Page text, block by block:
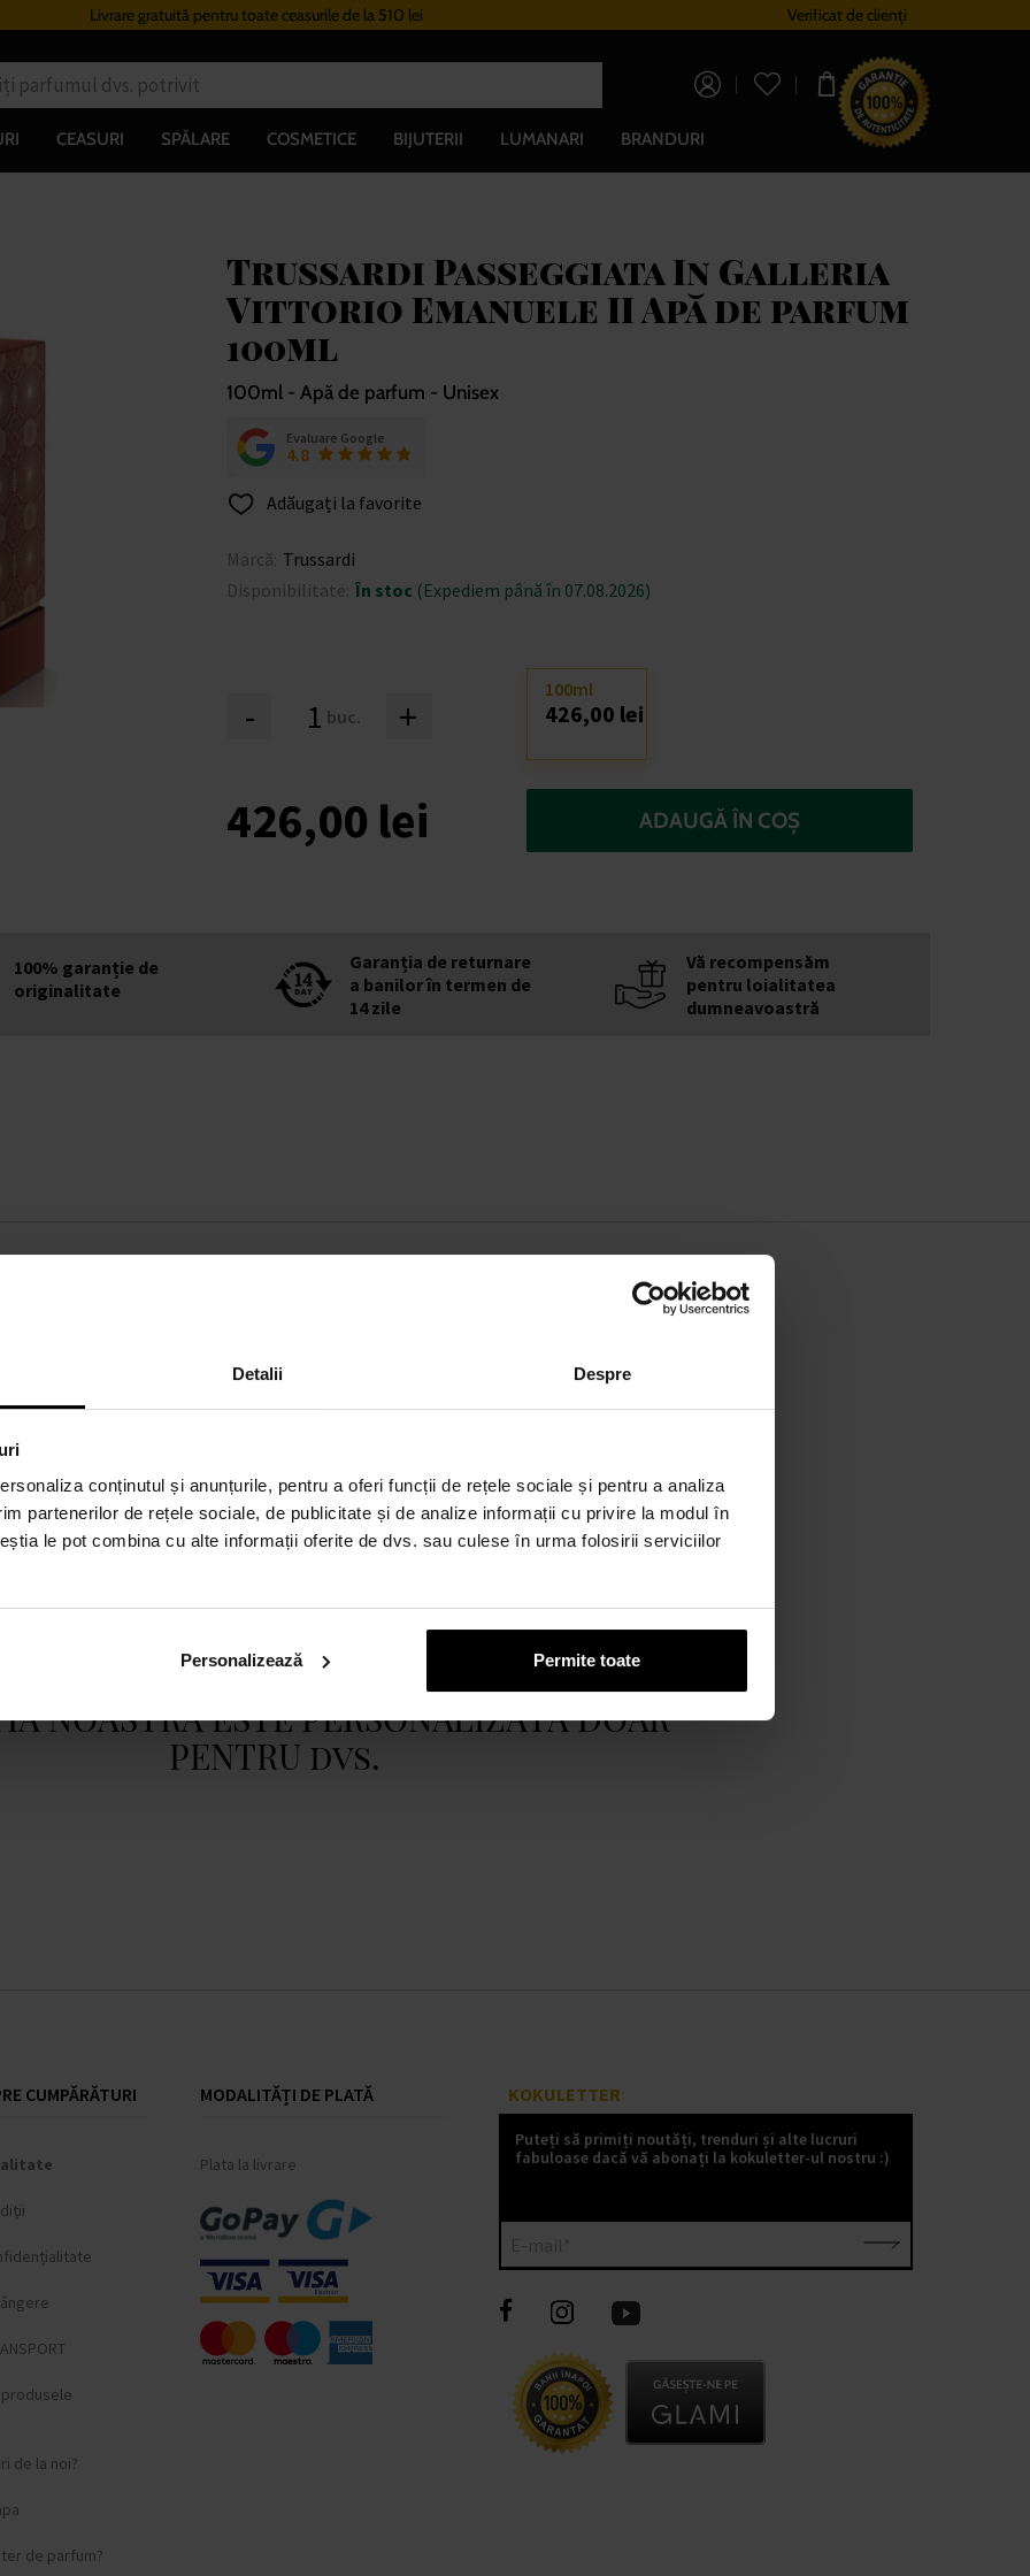
Detalii Despre
conținutul și anunțurile, pentru a oferi funcții de rețele sociale și pentru a analiza
partenerilor de rețele sociale, de publicitate și de analize informații cu privire la modul în
le pot combina cu alte informații oferite de dvs. sau culese în urma folosirii serviciilor
Personalizează Permite toate
Livrare gratuită pentru toate ceasurile de la 510 lei Verificat de clienți
0,00 lei
CEASURI SPĂLARE COSMETICE BIJUTERII LUMANARI BRANDURI
Trussardi Passeggiata In Galleria
Vittorio Emanuele II Apă de parfum
100ml
100ml - Apă de parfum - Unisex
Evaluare Google
4.8
Adăugați la favorite
Marcă: Trussardi
Disponibilitate: În stoc (Expediem până în 07.08.2026)
- buc. +
100ml
426,00 lei
426,00 lei ADAUGĂ ÎN COȘ
100% garanție de
originalitate
Garanția de returnare
a banilor în termen de
14 zile
Vă recompensăm
pentru loialitatea
dumneavoastră
Compoziția parfumului - cap: alun, cafea,
Compoziția parfumului - bază: cedru, vanilie, mosc
Compoziția parfumului - inimă: tuberoza, nucă de
cocos, iasomie
DESPRE MARCĂ
www.angelinibeauty.com
NOASTRĂ ESTE PERSONALIZATĂ DOAR
PENTRU dvs.
CUMPĂRĂTURI
de la noi?
de parfum?
MODALITĂȚI DE PLATĂ
Plata la livrare
KOKULETTER
Puteți să primiți noutăți, trenduri și alte lucruri
fabuloase dacă vă abonați la kokuletter-ul nostru :)